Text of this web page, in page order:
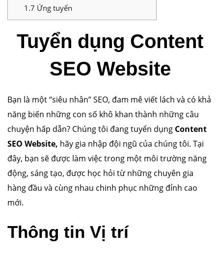
1.7 Ứng tuyển
Tuyển dụng Content
SEO Website
Bạn là một “siêu nhân” SEO, đam mê viết lách và có khả
năng biến những con số khô khan thành những câu
chuyện hấp dẫn? Chúng tôi đang tuyển dụng Content
SEO Website, hãy gia nhập đội ngũ của chúng tôi. Tại
đây, bạn sẽ được làm việc trong một môi trường năng
động, sáng tạo, được học hỏi từ những chuyên gia
hàng đầu và cùng nhau chinh phục những đỉnh cao
mới.
Thông tin Vị trí